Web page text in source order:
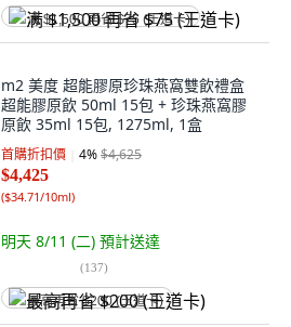
满 $1,500 再省 $75 (王道卡)
m2 美度 超能膠原珍珠燕窩雙飲禮盒
超能膠原飲 50ml 15包 + 珍珠燕窩膠
原飲 35ml 15包, 1275ml, 1盒
首購折扣價 4%$4,625
$4,425
($34.71/10ml)
明天 8/11 (二) 預計送達
(137)
最高再省 $200 (王道卡)